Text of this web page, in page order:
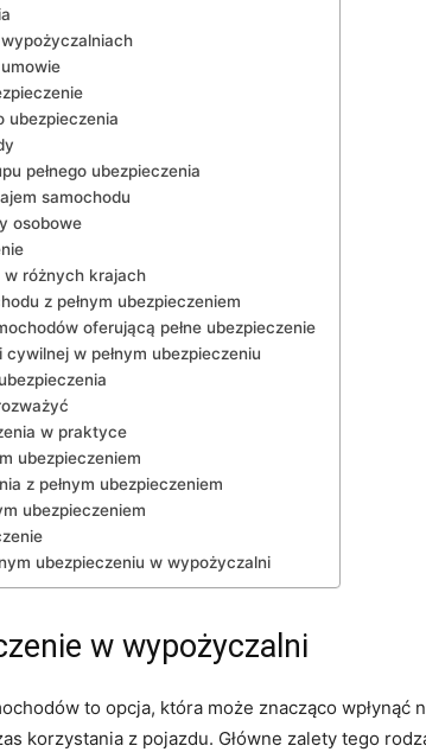
ubezpieczenia
pełnego ubezpieczenia
samochodu
osobowe
w różnych krajach
z pełnym ubezpieczeniem
oferującą pełne ubezpieczenie
w⁢ pełnym ubezpieczeniu
w praktyce
ubezpieczeniem
z pełnym ubezpieczeniem
ubezpieczeniem
ubezpieczeniu w wypożyczalni
w wypożyczalni
to opcja, która może znacząco wpłynąć
korzystania z pojazdu. Główne‌ zalety tego